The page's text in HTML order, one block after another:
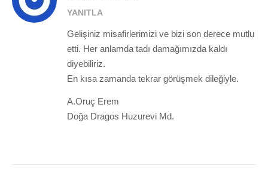
YANITLA
Gelişiniz misafirlerimizi ve bizi son derece mutlu
etti. Her anlamda tadı damağımızda kaldı
diyebiliriz.
En kısa zamanda tekrar görüşmek dileğiyle.
A.Oruç Erem
Doğa Dragos Huzurevi Md.